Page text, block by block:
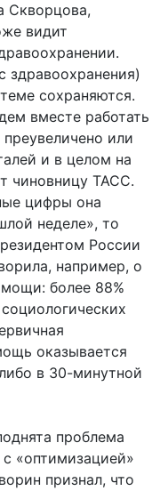
Скворцова,
видит
здравоохранения)
сохраняются.
вместе работать
или
и в целом на
чиновницу ТАСС.
цифры она
неделе», то
России
например, о
более 88%
оказывается
в 30-минутной
проблема
«оптимизацией»
признал, что